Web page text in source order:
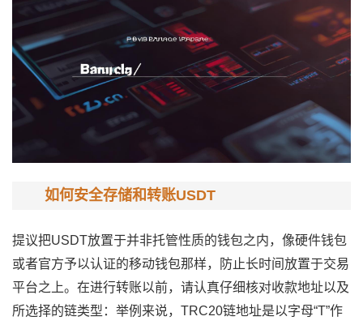
如何安全存储和转账USDT
提议把USDT放置于并非托管性质的钱包之内，像硬件钱包
或者官方予以认证的移动钱包那样，防止长时间放置于交易
平台之上。在进行转账以前，请认真仔细核对收款地址以及
所选择的链类型：举例来说，TRC20链地址是以字母“T”作